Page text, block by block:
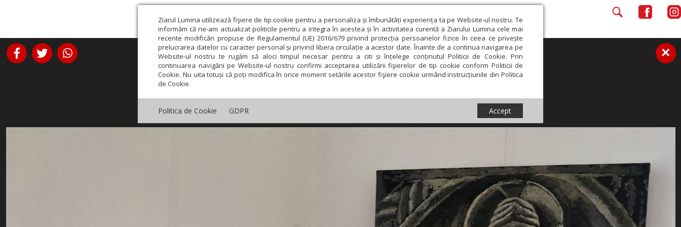
Ziarul Lumina utilizează fişiere de tip cookie pentru a personaliza și îmbunătăți experiența ta pe Website-ul nostru. Te
informăm că ne-am actualizat politicile pentru a integra în acestea și în activitatea curentă a Ziarului Lumina cele mai
recente modificări propuse de Regulamentul (UE) 2016/679 privind protecția persoanelor fizice în ceea ce privește
prelucrarea datelor cu caracter personal și privind libera circulație a acestor date. Înainte de a continua navigarea pe
Website-ul nostru te rugăm să aloci timpul necesar pentru a citi și înțelege conținutul Politicii de Cookie. Prin
continuarea navigării pe Website-ul nostru confirmi acceptarea utilizării fişierelor de tip cookie conform Politicii de
Cookie. Nu uita totuși că poți modifica în orice moment setările acestor fişiere cookie urmând instrucțiunile din Politica
de Cookie.
Politica de Cookie GDPR Accept
×